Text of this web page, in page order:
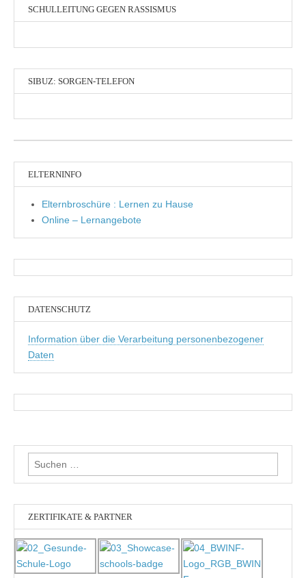
SCHULLEITUNG GEGEN RASSISMUS
SIBUZ: SORGEN-TELEFON
ELTERNINFO
Elternbroschüre : Lernen zu Hause
Online – Lernangebote
DATENSCHUTZ
Information über die Verarbeitung personenbezogener
Daten
Suchen
nach:
ZERTIFIKATE & PARTNER